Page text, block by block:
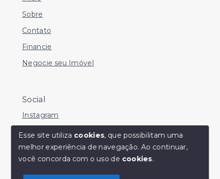
Olá! Estamos disponíveis para te ajudar.
Sobre
Contato
Financie
Negocie seu Imóvel
Social
Instagram
Facebook
Youtube
Esse site utiliza cookies, que possibilitam uma
melhor experiência de navegação.Ao continuar,
você concorda com o uso de cookies.